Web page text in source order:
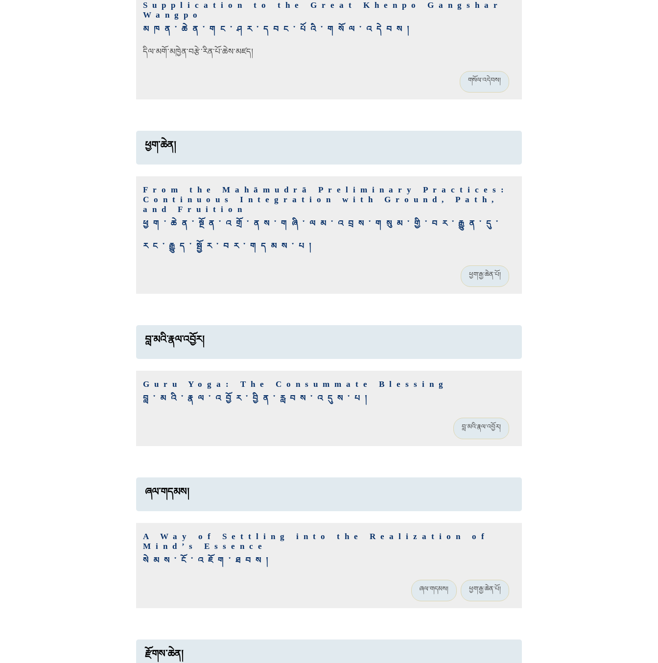
Supplication to the Great Khenpo Gangshar
Wangpo
མཁན་ཆེན་གང་ཤར་དབང་པོའི་གསོལ་འདེབས།
དིལ་མགོ་མཁྱེན་བརྩེ་རིན་པོ་ཆེས་མཛད།
གསོལ་འདེབས།
ཕྱག་ཆེན།
From the Mahāmudrā Preliminary Practices:
Continuous Integration with Ground, Path,
and Fruition
ཕྱག་ཆེན་སྔོན་འགྲོ་ནས་གཞི་ལམ་འབྲས་གསུམ་གྱི་བར་རྒྱུན་དུ་
རང་རྒྱུད་སྦྱོར་བར་གདམས་པ།
ཕྱག་རྒྱ་ཆེན་པོ།
བླ་མའི་རྣལ་འབྱོར།
Guru Yoga: The Consummate Blessing
བླ་མའི་རྣལ་འབྱོར་བྱིན་རླབས་འདུས་པ།
བླ་མའི་རྣལ་འབྱོར།
ཞལ་གདམས།
A Way of Settling into the Realization of
Mind’s Essence
སེམས་ངོ་འཇོག་ཐབས།
ཞལ་གདམས། ཕྱག་རྒྱ་ཆེན་པོ།
རྫོགས་ཆེན།